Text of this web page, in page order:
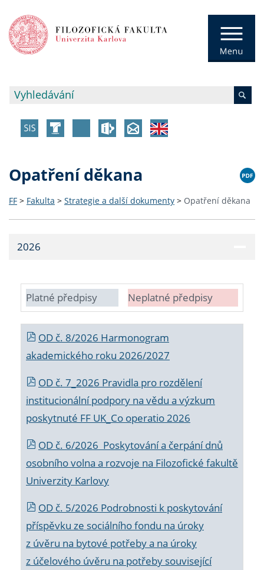
Opatření děkana
FF > Fakulta > Strategie a další dokumenty > Opatření děkana
2026
Platné předpisy Neplatné předpisy
OD č. 8/2026 Harmonogram
akademického roku 2026/2027
OD č. 7_2026 Pravidla pro rozdělení
institucionální podpory na vědu a výzkum
poskytnuté FF UK_Co operatio 2026
OD č. 6/2026 Poskytování a čerpání dnů
osobního volna a rozvoje na Filozofické fakultě
Univerzity Karlovy
OD č. 5/2026 Podrobnosti k poskytování
příspěvku ze sociálního fondu na úroky
z úvěru na bytové potřeby a na úroky
z účelového úvěru na potřeby související